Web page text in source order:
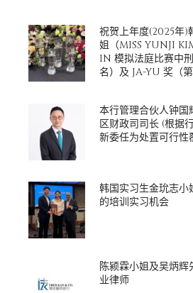
祝贺上年度(2025年)
姐（MISS YUNJI
IN 模拟法庭比赛中
名）及 JA-YU 奖（第
本行管理合伙人钟国
区财政司司长 (根据
新委任为处置可行性
韩国实习生金玧志小
的培训实习机会
陈颍霖小姐及吴炳
业律师